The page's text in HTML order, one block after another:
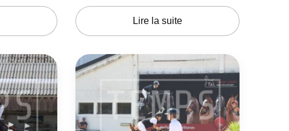
Lire la suite